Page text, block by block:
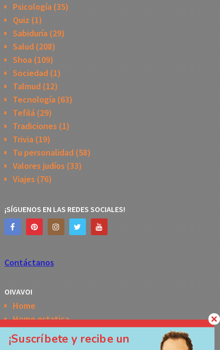
Psicología(35)
Quiz (1)
Sabiduría(29)
Salud (208)
Shoa(109)
Sociedad(1)
Talmud (12)
Tecnología(63)
Tefilá(29)
Tradiciones (1)
Trivia(19)
Tu personalidad(58)
Valores judíos (33)
Viajes (76)
¡SÍGUENOS EN LAS REDES SOCIALES!
Contáctanos
OIVAVOI
Home
Home estatica
Horóscopo semanal de la Kabbalah
Memes
¡Suscríbete y recibe un